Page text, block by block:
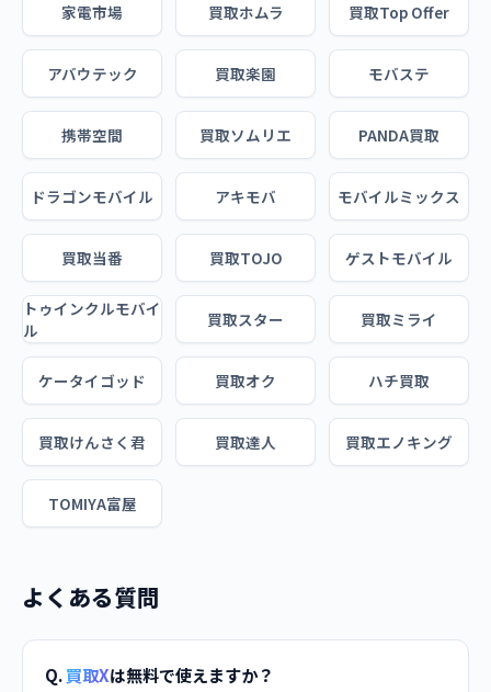
家電市場 買取ホムラ 買取Top Offer
アバウテック 買取楽園 モバステ
携帯空間 買取ソムリエ PANDA買取
ドラゴンモバイル アキモバ モバイルミックス
買取当番 買取TOJO ゲストモバイル
トゥインクルモバイ
ル
買取スター 買取ミライ
ケータイゴッド 買取オク ハチ買取
買取けんさく君 買取達人 買取エノキング
TOMIYA富屋
よくある質問
Q.買取Xは無料で使えますか？